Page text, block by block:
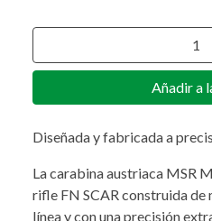
Añadir a
Diseñada y fabricada a
La carabina austriaca MSR
rifle FN SCAR construida de
línea y con una precisión